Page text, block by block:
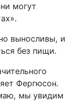
могут
выносливы, и
без пищи.
Фергюсон.
мы увидим